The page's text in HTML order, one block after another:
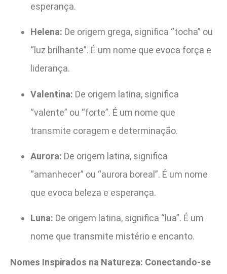
esperança.
Helena: De origem grega, significa “tocha” ou
“luz brilhante”. É um nome que evoca força e
liderança.
Valentina: De origem latina, significa
“valente” ou “forte”. É um nome que
transmite coragem e determinação.
Aurora: De origem latina, significa
“amanhecer” ou “aurora boreal”. É um nome
que evoca beleza e esperança.
Luna: De origem latina, significa “lua”. É um
nome que transmite mistério e encanto.
Nomes Inspirados na Natureza: Conectando-se